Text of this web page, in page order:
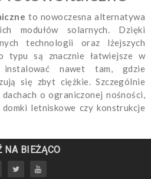
to nowoczesna alternatywa
modułów solarnych. Dzięki
technologii oraz lżejszych
typu są znacznie łatwiejsze w
nawet tam, gdzie
się zbyt ciężkie. Szczególnie
o ograniczonej nośności,
letniskowe czy konstrukcje
NA BIEŻĄCO